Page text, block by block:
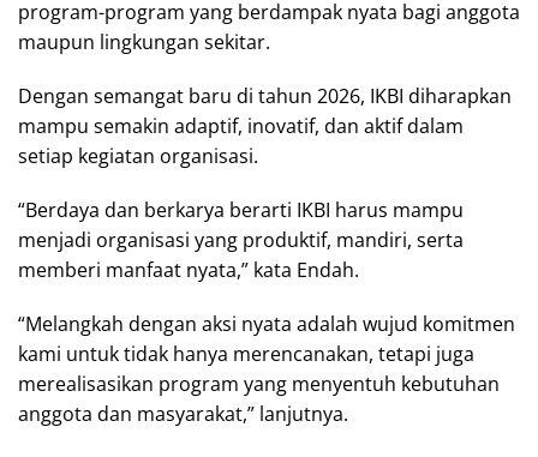
program-program yang berdampak nyata bagi anggota
maupun lingkungan sekitar.
Dengan semangat baru di tahun 2026, IKBI diharapkan
mampu semakin adaptif, inovatif, dan aktif dalam
setiap kegiatan organisasi.
“Berdaya dan berkarya berarti IKBI harus mampu
menjadi organisasi yang produktif, mandiri, serta
memberi manfaat nyata,” kata Endah.
“Melangkah dengan aksi nyata adalah wujud komitmen
kami untuk tidak hanya merencanakan, tetapi juga
merealisasikan program yang menyentuh kebutuhan
anggota dan masyarakat,” lanjutnya.